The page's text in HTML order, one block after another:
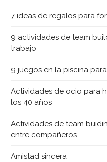
7 ideas de regalos para
9 actividades de team
trabajo
9 juegos en la piscina
Actividades de ocio para
los 40 años
Actividades de team
entre compañeros
Amistad sincera